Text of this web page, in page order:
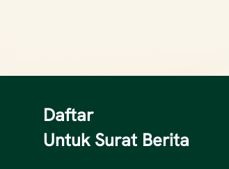
Daftar
Untuk Surat Berita